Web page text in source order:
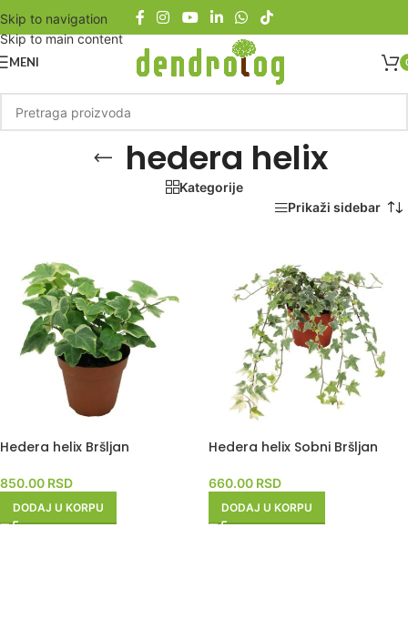
Skip to navigation
Skip to main content
MENI
hedera helix
Kategorije
Prikaži sidebar
Hedera helix Bršljan
850.00 RSD
DODAJ U KORPU
Hedera helix Sobni Bršljan
660.00 RSD
DODAJ U KORPU